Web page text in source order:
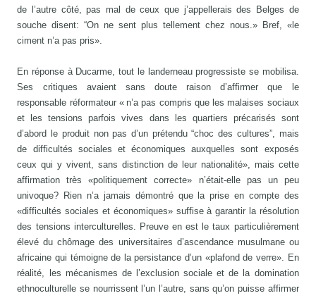
de l’autre côté, pas mal de ceux que j’appellerais des Belges de
souche disent: “On ne sent plus tellement chez nous.» Bref, «le
ciment n’a pas pris».
En réponse à Ducarme, tout le landerneau progressiste se mobilisa.
Ses critiques avaient sans doute raison d’affirmer que le
responsable réformateur « n’a pas compris que les malaises sociaux
et les tensions parfois vives dans les quartiers précarisés sont
d’abord le produit non pas d’un prétendu “choc des cultures”, mais
de difficultés sociales et économiques auxquelles sont exposés
ceux qui y vivent, sans distinction de leur nationalité», mais cette
affirmation très «politiquement correcte» n’était-elle pas un peu
univoque? Rien n’a jamais démontré que la prise en compte des
«difficultés sociales et économiques» suffise à garantir la résolution
des tensions interculturelles. Preuve en est le taux particulièrement
élevé du chômage des universitaires d’ascendance musulmane ou
africaine qui témoigne de la persistance d’un «plafond de verre». En
réalité, les mécanismes de l’exclusion sociale et de la domination
ethnoculturelle se nourrissent l’un l’autre, sans qu’on puisse affirmer